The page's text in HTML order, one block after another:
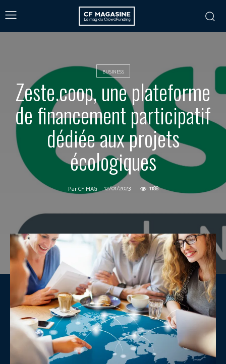
BUSINESS
Zeste.coop, une plateforme
de financement participatif
dédiée aux projets
écologiques
ParCF MAG 12/01/2023 1188